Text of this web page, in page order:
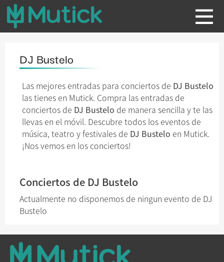
DJ Bustelo
Las mejores entradas para conciertos de DJ Bustelo
las tienes en Mutick. Compra las entradas de
conciertos de DJ Bustelo de manera sencilla y te las
llevas en el móvil. Descubre todos los eventos de
música, teatro y festivales de DJ Bustelo en Mutick.
¡Nos vemos en los conciertos!
Conciertos de DJ Bustelo
Actualmente no disponemos de ningun evento de DJ
Bustelo